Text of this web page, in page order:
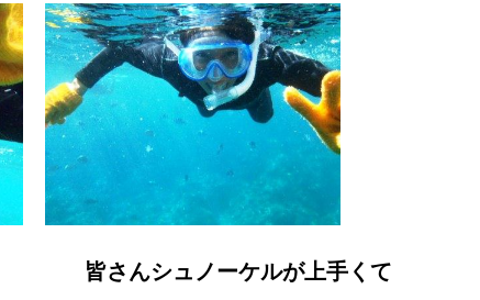
皆さんシュノーケルが上手くて